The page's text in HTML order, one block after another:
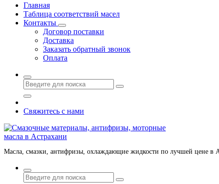
Главная
Таблица соответствий масел
Контакты
Договор поставки
Доставка
Заказать обратный звонок
Оплата
Свяжитесь с нами
Масла, смазки, антифризы, охлаждающие жидкости по лучшей цене в